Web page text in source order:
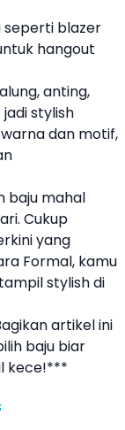
seperti blazer
hangout
anting,
stylish
dan motif,
baju mahal
Cukup
yang
Formal, kamu
stylish di
artikel ini
baju biar
kece!***